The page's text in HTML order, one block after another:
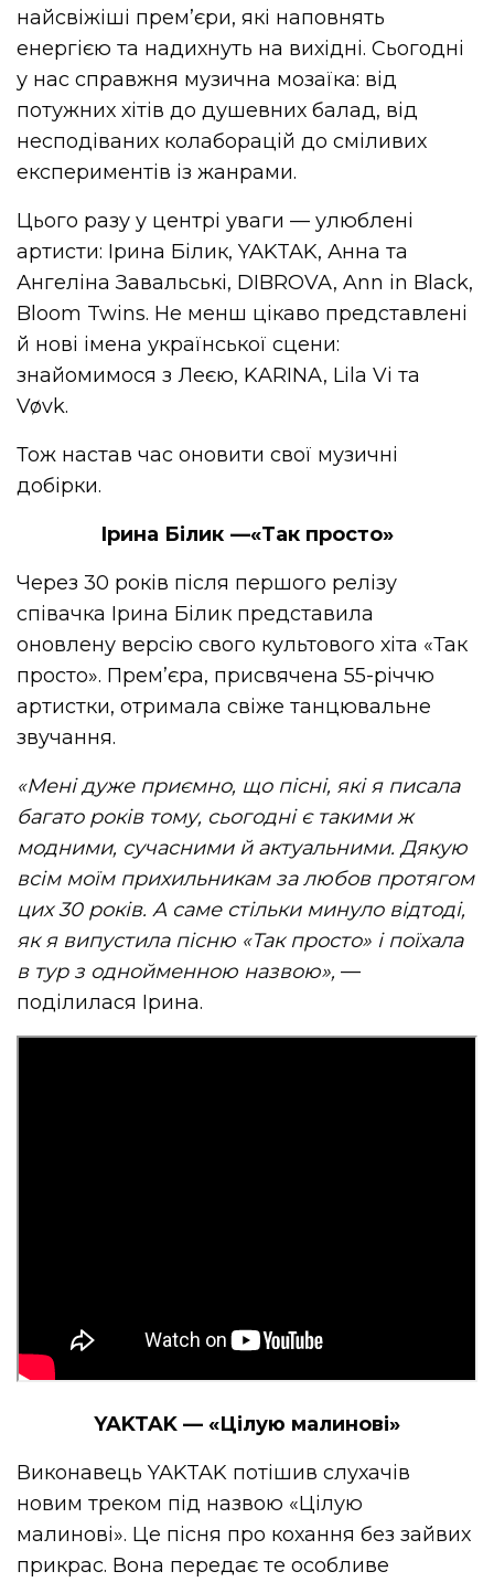
найсвіжіші прем’єри, які наповнять
енергією та надихнуть на вихідні. Сьогодні
у нас справжня музична мозаїка: від
потужних хітів до душевних балад, від
несподіваних колаборацій до сміливих
експериментів із жанрами.
Цього разу у центрі уваги — улюблені
артисти: Ірина Білик, YAKTAK, Анна та
Ангеліна Завальські, DIBROVA, Ann in Black,
Bloom Twins. Не менш цікаво представлені
й нові імена української сцени:
знайомимося з Леєю, KARINA, Lila Vi та
Vøvk.
Тож настав час оновити свої музичні
добірки.
Ірина Білик —«Так просто»
Через 30 років після першого релізу
співачка Ірина Білик представила
оновлену версію свого культового хіта «Так
просто». Прем’єра, присвячена 55-річчю
артистки, отримала свіже танцювальне
звучання.
«Мені дуже приємно, що пісні, які я писала
багато років тому, сьогодні є такими ж
модними, сучасними й актуальними. Дякую
всім моїм прихильникам за любов протягом
цих 30 років. А саме стільки минуло відтоді,
як я випустила пісню «Так просто» і поїхала
в тур з однойменною назвою», —
поділилася Ірина.
YAKTAK — «Цілую малинові»
Виконавець YAKTAK потішив слухачів
новим треком під назвою «Цілую
малинові». Це пісня про кохання без зайвих
прикрас. Вона передає те особливе